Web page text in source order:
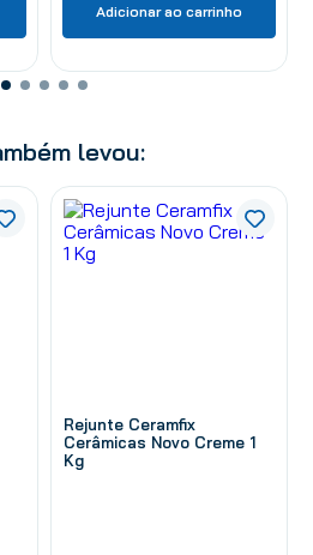
Adicionar ao carrinho
levou:
Rejunte Ceramfix
Cerâmicas Novo Creme 1
Kg